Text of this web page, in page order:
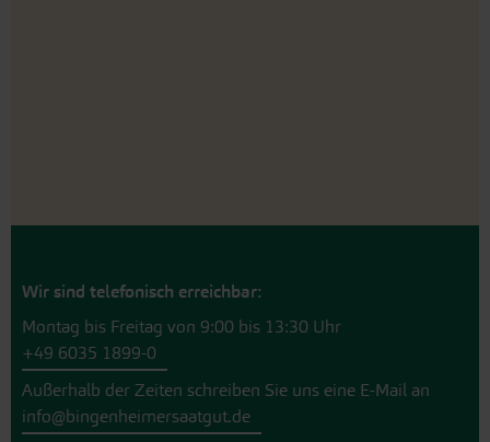
Wir sind telefonisch erreichbar:
Montag bis Freitag von 9:00 bis 13:30 Uhr
+49 6035 1899-0
Außerhalb der Zeiten schreiben Sie uns eine E-Mail an
info@bingenheimersaatgut.de